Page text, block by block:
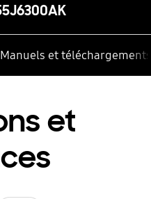
Manuels et téléchargements
et